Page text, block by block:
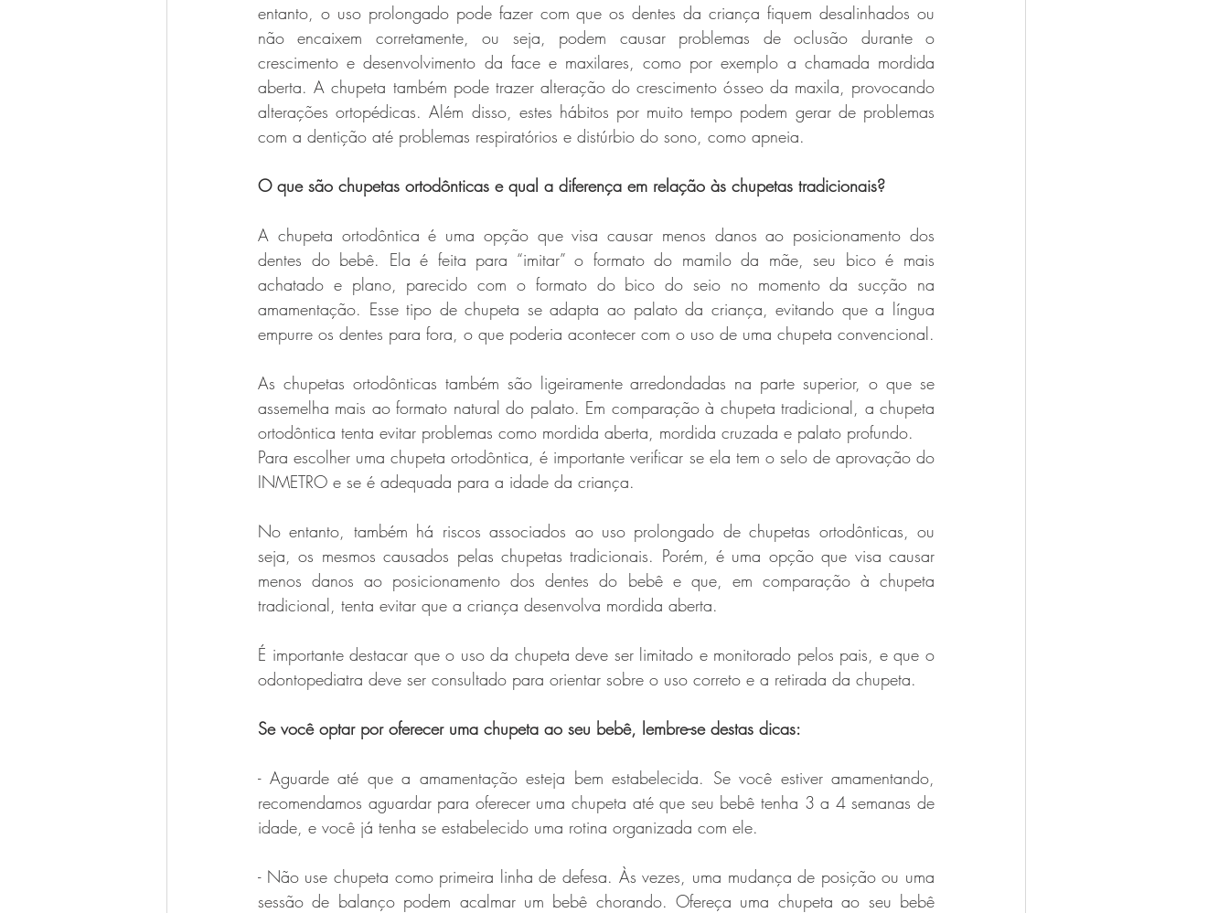
entanto, o uso prolongado pode fazer com que os dentes da criança fiquem desalinhados ou
não encaixem corretamente, ou seja, podem causar problemas de oclusão durante o
crescimento e desenvolvimento da face e maxilares, como por exemplo a chamada mordida
aberta. A chupeta também pode trazer alteração do crescimento ósseo da maxila, provocando
alterações ortopédicas. Além disso, estes hábitos por muito tempo podem gerar de problemas
com a dentição até problemas respiratórios e distúrbio do sono, como apneia.
O que são chupetas ortodônticas e qual a diferença em relação às chupetas tradicionais?
A chupeta ortodôntica é uma opção que visa causar menos danos ao posicionamento dos
dentes do bebê. Ela é feita para “imitar” o formato do mamilo da mãe, seu bico é mais
achatado e plano, parecido com o formato do bico do seio no momento da sucção na
amamentação. Esse tipo de chupeta se adapta ao palato da criança, evitando que a língua
As chupetas ortodônticas também são ligeiramente arredondadas na parte superior, o que se
assemelha mais ao formato natural do palato. Em comparação à chupeta tradicional, a chupeta
ortodôntica tenta evitar problemas como mordida aberta, mordida cruzada e palato profundo.
Para escolher uma chupeta ortodôntica, é importante verificar se ela tem o selo de aprovação do
INMETRO e se é adequada para a idade da criança.
No entanto, também há riscos associados ao uso prolongado de chupetas ortodônticas, ou
seja, os mesmos causados pelas chupetas tradicionais. Porém, é uma opção que visa causar
menos danos ao posicionamento dos dentes do bebê e que, em comparação à chupeta
tradicional, tenta evitar que a criança desenvolva mordida aberta.
É importante destacar que o uso da chupeta deve ser limitado e monitorado pelos pais, e que o
odontopediatra deve ser consultado para orientar sobre o uso correto e a retirada da chupeta.
Se você optar por oferecer uma chupeta ao seu bebê, lembre-se destas dicas:
- Aguarde até que a amamentação esteja bem estabelecida. Se você estiver amamentando,
recomendamos aguardar para oferecer uma chupeta até que seu bebê tenha 3 a 4 semanas de
idade, e você já tenha se estabelecido uma rotina organizada com ele.
- Não use chupeta como primeira linha de defesa. Às vezes, uma mudança de posição ou uma
sessão de balanço podem acalmar um bebê chorando. Ofereça uma chupeta ao seu bebê